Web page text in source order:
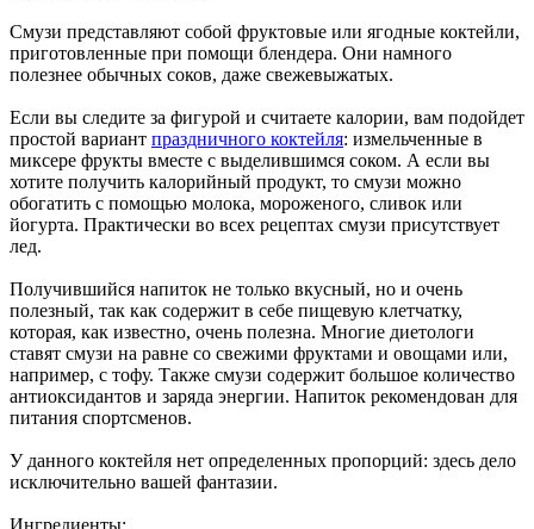
Смузи представляют собой фруктовые или ягодные коктейли,
приготовленные при помощи блендера. Они намного
полезнее обычных соков, даже свежевыжатых.
Если вы следите за фигурой и считаете калории, вам подойдет
простой вариант праздничного коктейля: измельченные в
миксере фрукты вместе с выделившимся соком. А если вы
хотите получить калорийный продукт, то смузи можно
обогатить с помощью молока, мороженого, сливок или
йогурта. Практически во всех рецептах смузи присутствует
лед.
Получившийся напиток не только вкусный, но и очень
полезный, так как содержит в себе пищевую клетчатку,
которая, как известно, очень полезна. Многие диетологи
ставят смузи на равне со свежими фруктами и овощами или,
например, с тофу. Также смузи содержит большое количество
антиоксидантов и заряда энергии. Напиток рекомендован для
питания спортсменов.
У данного коктейля нет определенных пропорций: здесь дело
исключительно вашей фантазии.
Ингредиенты: